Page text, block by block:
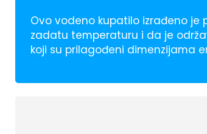
Ovo vodeno kupatilo izrađeno
zadatu temperaturu i da je
koji su prilagođeni dimenzijama